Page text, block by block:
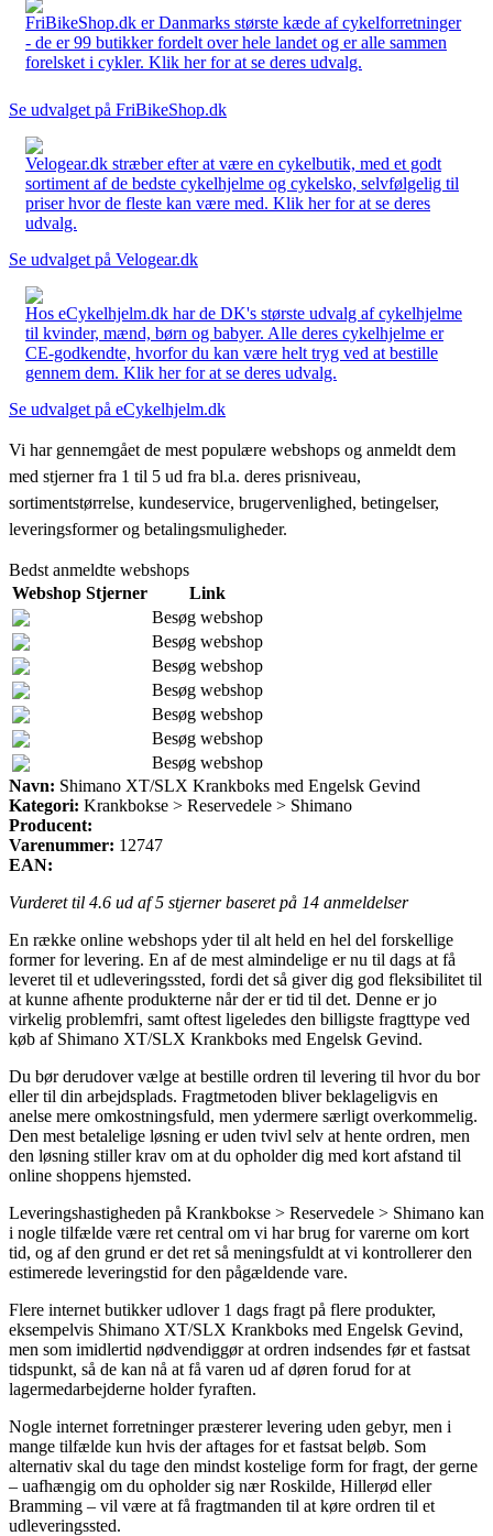
FriBikeShop.dk er Danmarks største kæde af cykelforretninger
- de er 99 butikker fordelt over hele landet og er alle sammen
forelsket i cykler. Klik her for at se deres udvalg.
Se udvalget på FriBikeShop.dk
Velogear.dk stræber efter at være en cykelbutik, med et godt
sortiment af de bedste cykelhjelme og cykelsko, selvfølgelig til
priser hvor de fleste kan være med. Klik her for at se deres
udvalg.
Se udvalget på Velogear.dk
Hos eCykelhjelm.dk har de DK's største udvalg af cykelhjelme
til kvinder, mænd, børn og babyer. Alle deres cykelhjelme er
CE-godkendte, hvorfor du kan være helt tryg ved at bestille
gennem dem. Klik her for at se deres udvalg.
Se udvalget på eCykelhjelm.dk
Vi har gennemgået de mest populære webshops og anmeldt dem
med stjerner fra 1 til 5 ud fra bl.a. deres prisniveau,
sortimentstørrelse, kundeservice, brugervenlighed, betingelser,
leveringsformer og betalingsmuligheder.
Bedst anmeldte webshops
Webshop Stjerner
Link
Besøg webshop
Besøg webshop
Besøg webshop
Besøg webshop
Besøg webshop
Besøg webshop
Besøg webshop
Navn: Shimano XT/SLX Krankboks med Engelsk Gevind
Kategori: Krankbokse > Reservedele > Shimano
Producent:
Varenummer: 12747
EAN:
Vurderet til 4.6 ud af 5 stjerner baseret på 14 anmeldelser
En række online webshops yder til alt held en hel del forskellige
former for levering. En af de mest almindelige er nu til dags at få
leveret til et udleveringssted, fordi det så giver dig god fleksibilitet til
at kunne afhente produkterne når der er tid til det. Denne er jo
virkelig problemfri, samt oftest ligeledes den billigste fragttype ved
køb af Shimano XT/SLX Krankboks med Engelsk Gevind.
Du bør derudover vælge at bestille ordren til levering til hvor du bor
eller til din arbejdsplads. Fragtmetoden bliver beklageligvis en
anelse mere omkostningsfuld, men ydermere særligt overkommelig.
Den mest betalelige løsning er uden tvivl selv at hente ordren, men
den løsning stiller krav om at du opholder dig med kort afstand til
online shoppens hjemsted.
Leveringshastigheden på Krankbokse > Reservedele > Shimano kan
i nogle tilfælde være ret central om vi har brug for varerne om kort
tid, og af den grund er det ret så meningsfuldt at vi kontrollerer den
estimerede leveringstid for den pågældende vare.
Flere internet butikker udlover 1 dags fragt på flere produkter,
eksempelvis Shimano XT/SLX Krankboks med Engelsk Gevind,
men som imidlertid nødvendiggør at ordren indsendes før et fastsat
tidspunkt, så de kan nå at få varen ud af døren forud for at
lagermedarbejderne holder fyraften.
Nogle internet forretninger præsterer levering uden gebyr, men i
mange tilfælde kun hvis der aftages for et fastsat beløb. Som
alternativ skal du tage den mindst kostelige form for fragt, der gerne
– uafhængig om du opholder sig nær Roskilde, Hillerød eller
Bramming – vil være at få fragtmanden til at køre ordren til et
udleveringssted.